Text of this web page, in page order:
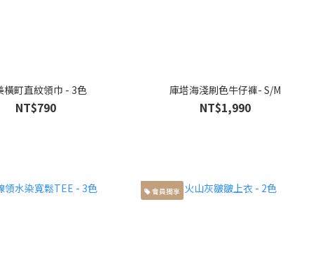
橫町直紋領巾 - 3色
NT$790
庫塔海淺刷色牛仔褲- S/M
NT$1,990
會員獨享